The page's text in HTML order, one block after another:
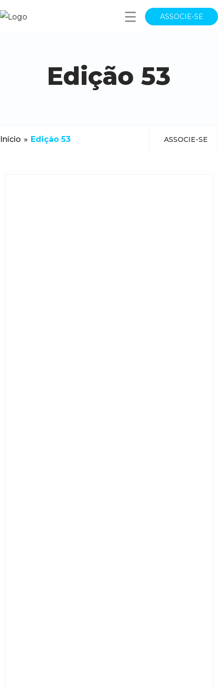
ASSOCIE-SE
Edição 53
Início » Edição 53 ASSOCIE-SE